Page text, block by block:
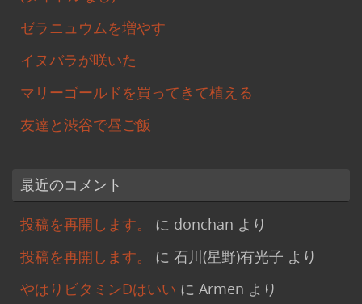
ゼラニュウムを増やす
イヌバラが咲いた
マリーゴールドを買ってきて植える
友達と渋谷で昼ご飯
最近のコメント
投稿を再開します。 に donchan より
投稿を再開します。
に 石川(星野)有光子 より
やはりビタミンDはいい に Armen より